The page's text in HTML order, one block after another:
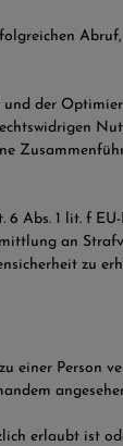
der
Abs. 1 lit. f
an
zu
Person
erlaubt ist